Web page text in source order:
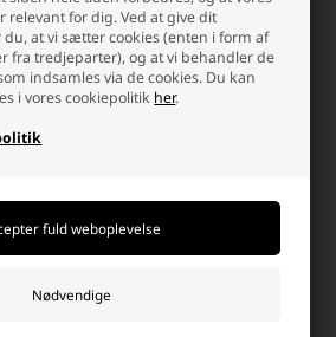
relevant for dig. Ved at give dit
du, at vi sætter cookies (enten i form af
fra tredjeparter), og at vi behandler de
indsamles via de cookies. Du kan
i vores cookiepolitik her.
Læs mere
nøgleringslygte